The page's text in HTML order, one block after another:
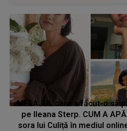
MESAJUL care a făcut-o să
pe Ileana Sterp. CUM A
sora lui Culiță în mediul